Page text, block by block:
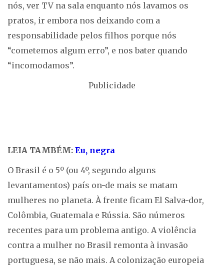
nós, ver TV na sala enquanto nós lavamos os
pratos, ir embora nos deixando com a
responsabilidade pelos filhos porque nós
“cometemos algum erro”, e nos bater quando
“incomodamos”.
Publicidade
LEIA TAMBÉM: Eu, negra
O Brasil é o 5º (ou 4º, segundo alguns
levantamentos) país on-de mais se matam
mulheres no planeta. À frente ficam El Salva-dor,
Colômbia, Guatemala e Rússia. São números
recentes para um problema antigo. A violência
contra a mulher no Brasil remonta à invasão
portuguesa, se não mais. A colonização europeia